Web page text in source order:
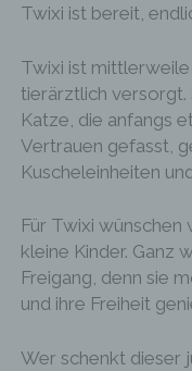
Twixi ist bereit,
Twixi ist
tierärztlich versorgt.
Katze, die anfangs
Vertrauen gefasst,
Kuscheleinheiten
Für Twixi wünschen
kleine Kinder. Ganz
Freigang, denn sie
und ihre Freiheit
Wer schenkt dieser